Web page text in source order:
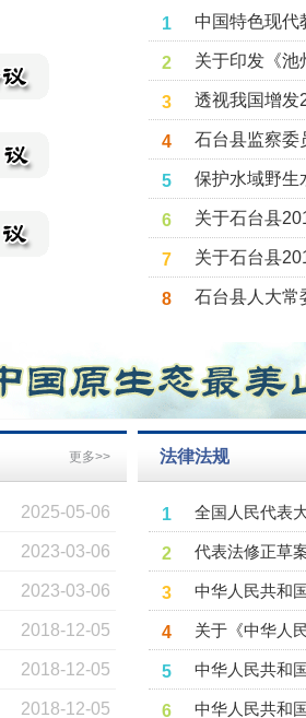
1 中国特色现代
——全国人大
改革情况报告
2 关于印发《池
情况监督工作
通知
3 透视我国增发
4 石台县监察委
果同乡村振兴
报告
5 保护水域野生
6 关于石台县
的审议意见
7 关于石台县
政收支审计整
8 石台县人大常
更多>> 法律法规
1 全国人民代表
人民共和国监
2 代表法修正草
职责
3 中华人民共和
人民代表大会
4 关于《中华人
委员会监督法
5 中华人民共和
6 中华人民共和